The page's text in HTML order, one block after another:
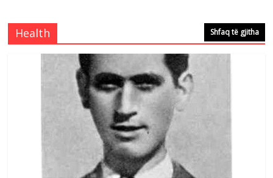
e invalidëve në Fushë Kosovë
Comments Off
Çlirimtari Agron Gërvalla me takime pune
në atdhe të shoqerisë Levizja
August 3, 2026 Comments Off
Postim me vlera nga artistja e mirëfilltë
Mimoza Gjoni
August 6, 2026 Comments Off
Health Shfaq të gjitha